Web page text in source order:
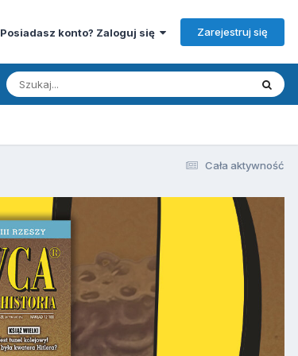
Posiadasz konto? Zaloguj się Zarejestruj się
Cała aktywność